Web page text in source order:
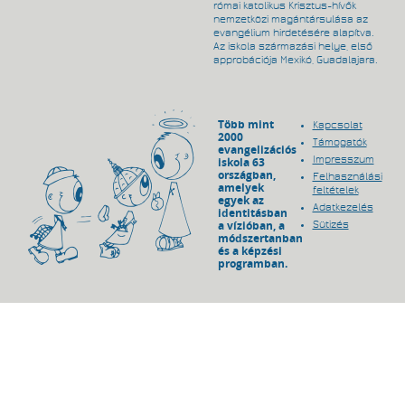
római katolikus Krisztus-hívők
nemzetközi magántársulása az
evangélium hirdetésére alapítva.
Az iskola származási helye, első
approbációja Mexikó, Guadalajara.
Több mint
2000
evangelizációs
iskola 63
országban,
amelyek
egyek az
identitásban
a vízióban, a
módszertanban
és a képzési
programban.
Kapcsolat
Támogatók
Impresszum
Felhasználási
feltételek
Adatkezelés
Sütizés